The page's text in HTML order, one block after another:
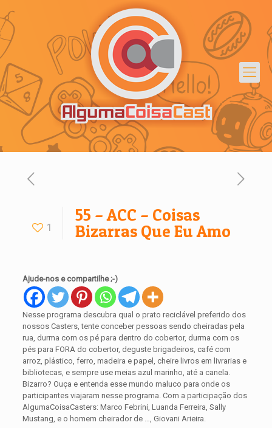
1
55 – ACC – Coisas
Bizarras Que Eu Amo
Ajude-nos e compartilhe ;-)
Nesse programa descubra qual o prato reciclável preferido dos
nossos Casters, tente conceber pessoas sendo cheiradas pela
rua, durma com os pé para dentro do cobertor, durma com os
pés para FORA do cobertor, deguste brigadeiros, café com
arroz, plástico, ferro, madeira e papel, cheire livros em livrarias e
bibliotecas, e sempre use meias azul marinho, até a canela.
Bizarro? Ouça e entenda esse mundo maluco para onde os
participantes viajaram nesse programa. Com a participação dos
AlgumaCoisaCasters: Marco Febrini, Luanda Ferreira, Sally
Mustang, e o homem cheirador de …, Giovani Arieira.